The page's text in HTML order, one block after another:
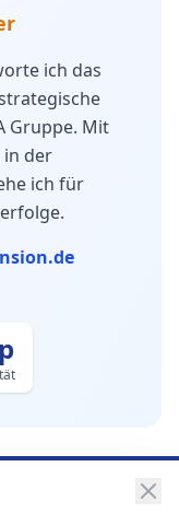
ich das
Gruppe. Mit
in der
ich für